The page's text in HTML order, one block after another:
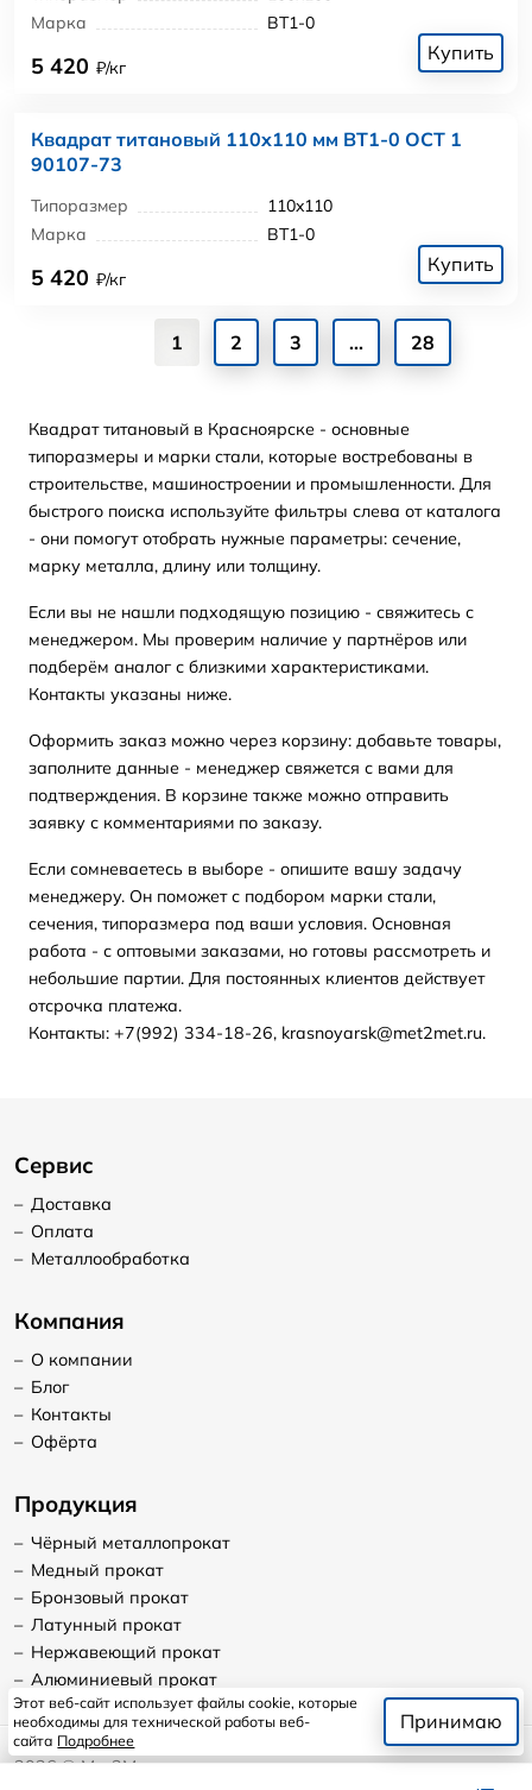
Марка
ВТ1-0
5 420 ₽/кг
Купить
Квадрат титановый 110x110 мм ВТ1-0 ОСТ 1
90107-73
Типоразмер
110x110
Марка
ВТ1-0
5 420 ₽/кг
Купить
1 2 3 ... 28
Квадрат титановый в Красноярске - основные
типоразмеры и марки стали, которые востребованы в
строительстве, машиностроении и промышленности. Для
быстрого поиска используйте фильтры слева от каталога
- они помогут отобрать нужные параметры: сечение,
марку металла, длину или толщину.
Если вы не нашли подходящую позицию - свяжитесь с
менеджером. Мы проверим наличие у партнёров или
подберём аналог с близкими характеристиками.
Контакты указаны ниже.
Оформить заказ можно через корзину: добавьте товары,
заполните данные - менеджер свяжется с вами для
подтверждения. В корзине также можно отправить
заявку с комментариями по заказу.
Если сомневаетесь в выборе - опишите вашу задачу
менеджеру. Он поможет с подбором марки стали,
сечения, типоразмера под ваши условия. Основная
работа - с оптовыми заказами, но готовы рассмотреть и
небольшие партии. Для постоянных клиентов действует
отсрочка платежа.
Контакты: +7(992) 334-18-26, krasnoyarsk@met2met.ru.
Сервис
– Доставка
– Оплата
– Металлообработка
Компания
– О компании
– Блог
– Контакты
– Офёрта
Продукция
– Чёрный металлопрокат
– Медный прокат
– Бронзовый прокат
– Латунный прокат
– Нержавеющий прокат
– Алюминиевый прокат
2026©Мет2Мет
Этот веб-сайт использует файлы cookie, которые
необходимы для технической работы веб-
сайта Подробнее
Принимаю